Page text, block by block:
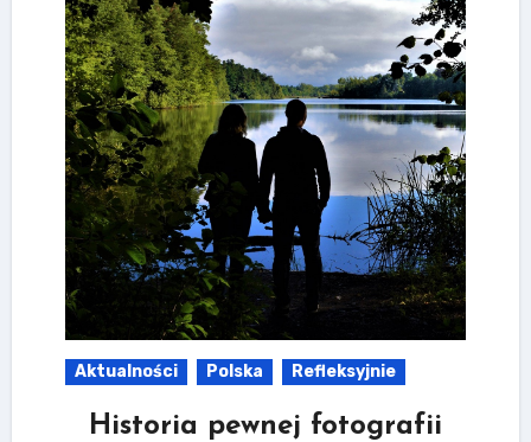
Aktualności Polska Refleksyjnie
Historia pewnej fotografii